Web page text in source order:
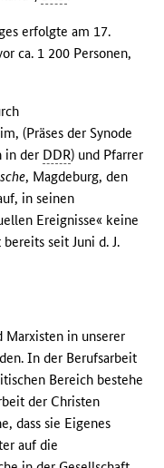
erfolgte am 17.
ca. 1 200 Personen,
(Präses der Synode
in der DDR) und Pfarrer
, Magdeburg, den
in seinen
Ereignisse« keine
seit Juni d. J.
Marxisten in unserer
In der Berufsarbeit
Bereich bestehe
der Christen
dass sie Eigenes
auf die